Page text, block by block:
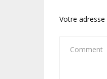
Votre